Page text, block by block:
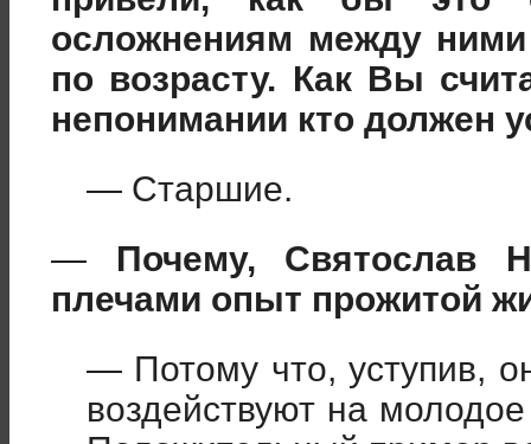
осложнениям между
по возрасту. Как Вы
непонимании кто должен
— Старшие.
— Почему, Святослав
плечами опыт прожитой
— Потому что, уступив,
воздействуют на